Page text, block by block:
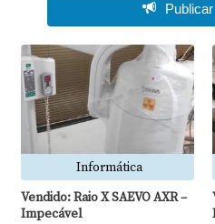
Informática
Vendo Drone Mavic Pro –
Impecável